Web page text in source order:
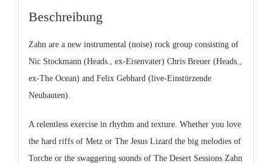
Beschreibung
Zahn are a new instrumental (noise) rock group consisting of
Nic Stockmann (Heads., ex-Eisenvater) Chris Breuer (Heads.,
ex-The Ocean) and Felix Gebhard (live-Einstürzende
Neubauten).
A relentless exercise in rhythm and texture. Whether you love
the hard riffs of Metz or The Jesus Lizard the big melodies of
Torche or the swaggering sounds of The Desert Sessions Zahn